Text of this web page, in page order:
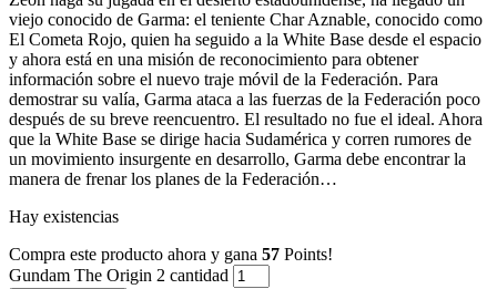
viejo conocido de Garma: el teniente Char Aznable, conocido como
El Cometa Rojo, quien ha seguido a la White Base desde el espacio
y ahora está en una misión de reconocimiento para obtener
información sobre el nuevo traje móvil de la Federación. Para
demostrar su valía, Garma ataca a las fuerzas de la Federación poco
después de su breve reencuentro. El resultado no fue el ideal. Ahora
que la White Base se dirige hacia Sudamérica y corren rumores de
un movimiento insurgente en desarrollo, Garma debe encontrar la
manera de frenar los planes de la Federación…
Hay existencias
Compra este producto ahora y gana 57 Points!
Gundam The Origin 2 cantidad